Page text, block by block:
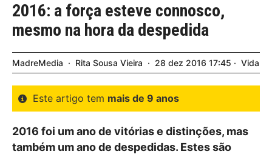
2016: a força esteve connosco,
mesmo na hora da despedida
MadreMedia Rita Sousa Vieira 28 dez 2016 17:45 Vida
Este artigo tem mais de 9 anos
2016 foi um ano de vitórias e distinções, mas
também um ano de despedidas. Estes são